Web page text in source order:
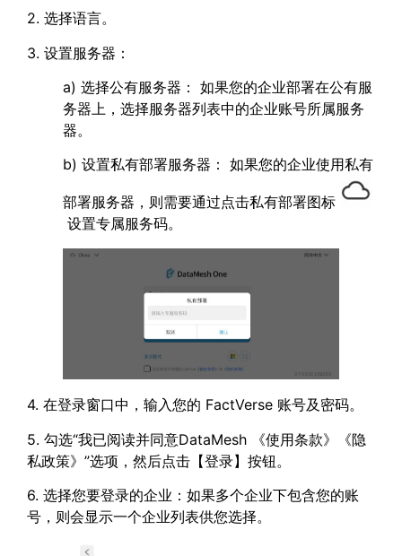
2. 选择语言。
3. 设置服务器：
a) 选择公有服务器： 如果您的企业部署在公有服
务器上，选择服务器列表中的企业账号所属服务
器。
b) 设置私有部署服务器： 如果您的企业使用私有
部署服务器，则需要通过点击私有部署图标
设置专属服务码。
4. 在登录窗口中，输入您的 FactVerse 账号及密码。
5. 勾选“我已阅读并同意DataMesh 《使用条款》《隐
私政策》”选项，然后点击【登录】按钮。
6. 选择您要登录的企业：如果多个企业下包含您的账
号，则会显示一个企业列表供您选择。